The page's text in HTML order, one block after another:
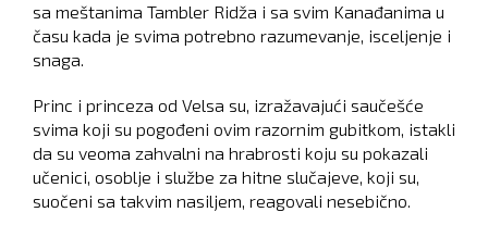
sa meštanima Tambler Ridža i sa svim Kanađanima u
času kada je svima potrebno razumevanje, isceljenje i
snaga.
Princ i princeza od Velsa su, izražavajući saučešće
svima koji su pogođeni ovim razornim gubitkom, istakli
da su veoma zahvalni na hrabrosti koju su pokazali
učenici, osoblje i službe za hitne slučajeve, koji su,
suočeni sa takvim nasiljem, reagovali nesebično.